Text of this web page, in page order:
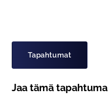
Tapahtumat
Jaa tämä tapahtuma